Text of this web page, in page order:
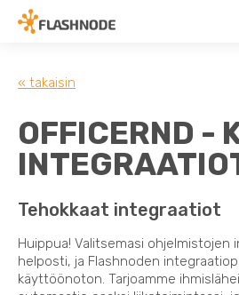
« takaisin
OFFICERND -
Tehokkaat integraatiot
Huippua! Valitsemasi
helposti, ja Flashnoden
käyttöönoton. Tarjoamme